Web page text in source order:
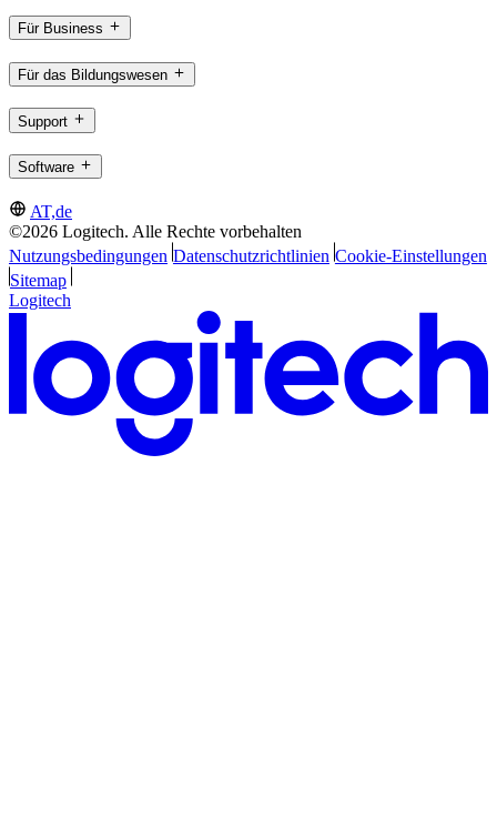
Für Business
Für das Bildungswesen
Support
Software
AT,de
©2026 Logitech. Alle Rechte vorbehalten
Nutzungsbedingungen Datenschutzrichtlinien Cookie-Einstellungen
Sitemap
Logitech